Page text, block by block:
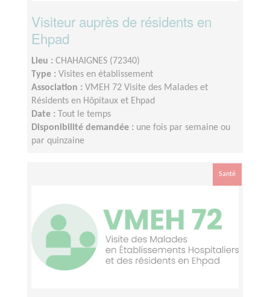
Visiteur auprès de résidents en
Ehpad
Lieu : CHAHAIGNES (72340)
Type : Visites en établissement
Association : VMEH 72 Visite des Malades et
Résidents en Hôpitaux et Ehpad
Date :
Tout le temps
Disponibilité demandée : une fois par semaine ou
par quinzaine
Santé